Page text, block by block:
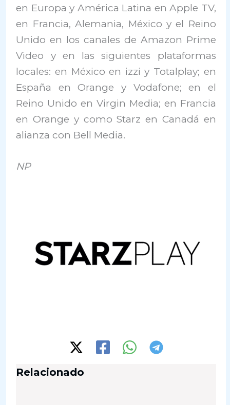
en Europa y América Latina en Apple TV,
en Francia, Alemania, México y el Reino
Unido en los canales de Amazon Prime
Video y en las siguientes plataformas
locales: en México en izzi y Totalplay; en
España en Orange y Vodafone; en el
Reino Unido en Virgin Media; en Francia
en Orange y como Starz en Canadá en
alianza con Bell Media.
NP
Relacionado